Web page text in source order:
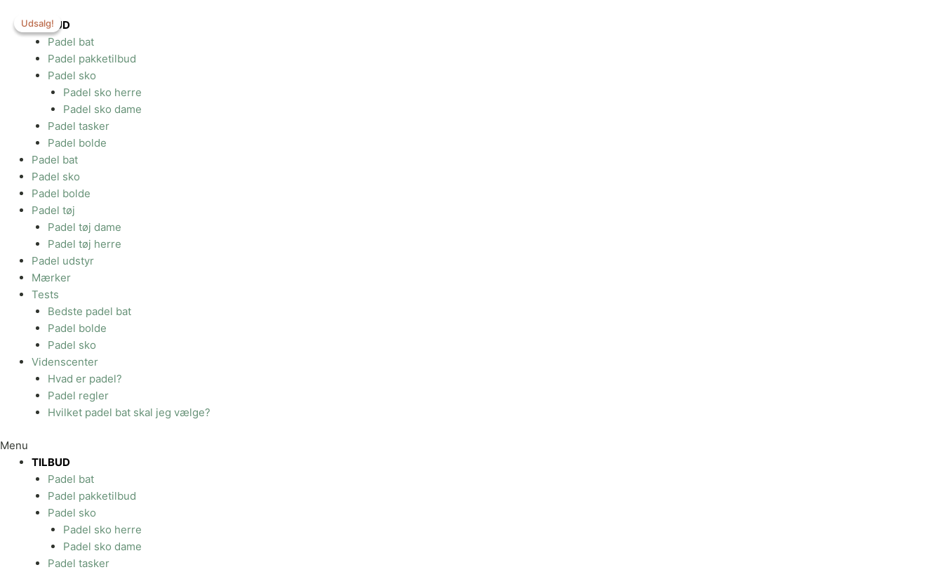
indholdet
TILBUD
Padel bat
Padel pakketilbud
Padel sko
Padel sko herre
Padel sko dame
Padel tasker
Padel bolde
Padel bat
Padel sko
Padel bolde
Padel tøj
Padel tøj dame
Padel tøj herre
Padel udstyr
Mærker
Tests
Bedste padel bat
Padel bolde
Padel sko
Videnscenter
Hvad er padel?
Padel regler
Hvilket padel bat skal jeg vælge?
Menu
TILBUD
Padel bat
Padel pakketilbud
Padel sko
Padel sko herre
Padel sko dame
Padel tasker
Udsalg!
Udsalg!